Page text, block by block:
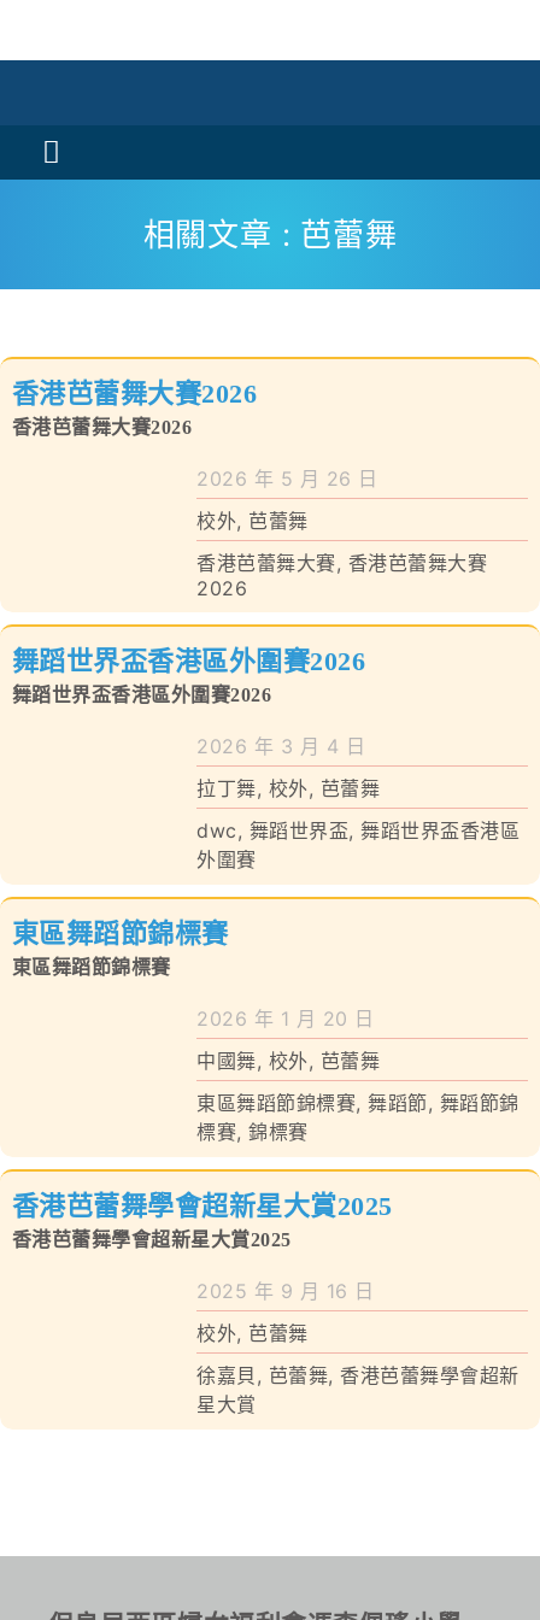
Toggle
校風及學生支援
聯絡我們
相關文章 : 芭蕾舞
香港芭蕾舞大賽2026
香港芭蕾舞大賽2026
2026 年 5 月 26 日
校外, 芭蕾舞
香港芭蕾舞大賽, 香港芭蕾舞大賽
2026
舞蹈世界盃香港區外圍賽2026
舞蹈世界盃香港區外圍賽2026
2026 年 3 月 4 日
拉丁舞, 校外, 芭蕾舞
dwc, 舞蹈世界盃,舞蹈世界盃香港區
外圍賽
東區舞蹈節錦標賽
東區舞蹈節錦標賽
2026 年 1 月 20 日
中國舞, 校外, 芭蕾舞
東區舞蹈節錦標賽,舞蹈節, 舞蹈節錦
標賽,錦標賽
香港芭蕾舞學會超新星大賞2025
香港芭蕾舞學會超新星大賞2025
2025 年 9 月 16 日
校外, 芭蕾舞
徐嘉貝 , 芭蕾舞,香港芭蕾舞學會超新
星大賞